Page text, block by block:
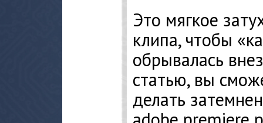
Это мягкое
клипа, чтобы
обрывалась
статью, вы
делать